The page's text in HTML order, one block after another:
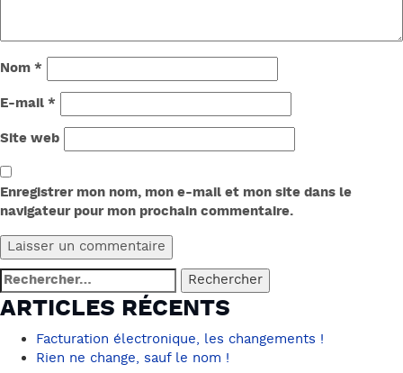
Nom*
E-mail*
Site web
Enregistrer mon nom, mon e-mail et mon site dans le
navigateur pour mon prochain commentaire.
Rechercher :
ARTICLES RÉCENTS
Facturation électronique, les changements !
Rien ne change, sauf le nom !